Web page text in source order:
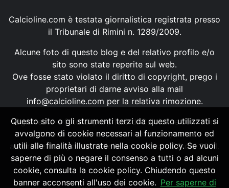
Calcioline.com è testata giornalistica registrata presso
il Tribunale di Rimini n. 1289/2009.
Alcune foto di questo blog e del relativo profilo e/o
sito sono state reperite sul web.
Ove fosse stato violato il diritto di copyright, prego i
proprietari di darne avviso alla mail
info@calcioline.com per la relativa rimozione.
Ogni testo e foto di proprietà di Calcioline.com non
possono essere copiati o riprodotti, senza
autorizzazione, ai sensi della normativa n.29 del 2001.
Questo sito o gli strumenti terzi da questo utilizzati si
avvalgono di cookie necessari al funzionamento ed
utili alle finalità illustrate nella cookie policy. Se vuoi
saperne di più o negare il consenso a tutti o ad alcuni
cookie, consulta la cookie policy. Chiudendo questo
banner acconsenti all'uso dei cookie. Per saperne di